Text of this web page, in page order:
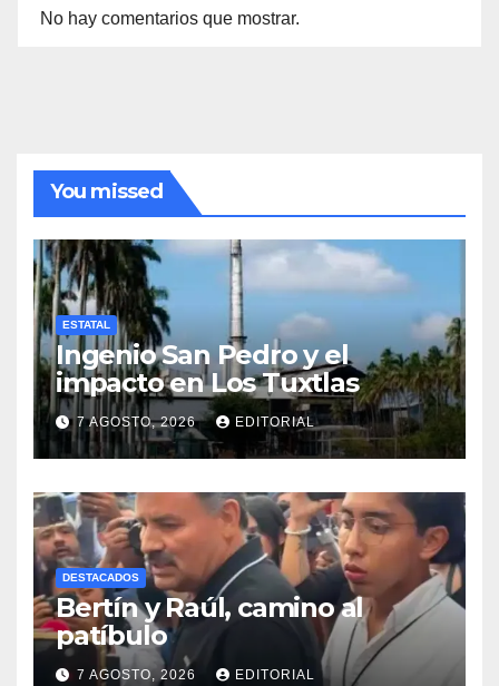
No hay comentarios que mostrar.
You missed
ESTATAL
Ingenio San Pedro y el
impacto en Los Tuxtlas
7 AGOSTO, 2026 EDITORIAL
DESTACADOS
Bertín y Raúl, camino al
patíbulo
7 AGOSTO, 2026 EDITORIAL